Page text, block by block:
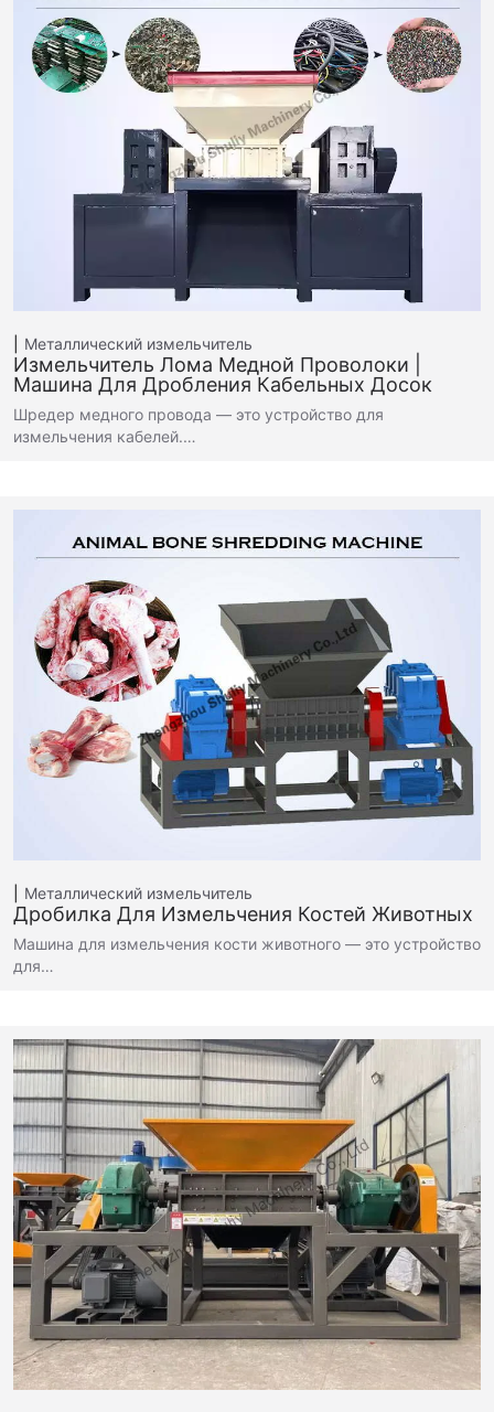
Металлический измельчитель
Измельчитель Лома Медной Проволоки |
Машина Для Дробления Кабельных Досок
Шредер медного провода — это устройство для
измельчения кабелей.…
Металлический измельчитель
Дробилка Для Измельчения Костей Животных
Машина для измельчения кости животного — это устройство
для…